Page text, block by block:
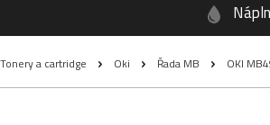
Tonery a cartridge Oki Řada MB OKI